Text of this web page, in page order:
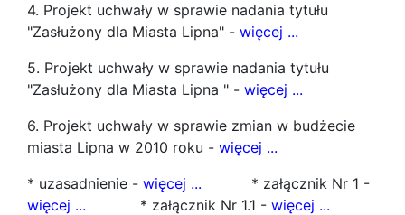
4. Projekt uchwały w sprawie nadania tytułu
"Zasłużony dla Miasta Lipna" - więcej ...
5. Projekt uchwały w sprawie nadania tytułu
"Zasłużony dla Miasta Lipna " - więcej ...
6. Projekt uchwały w sprawie zmian w budżecie
miasta Lipna w 2010 roku - więcej ...
* uzasadnienie - więcej ... * załącznik Nr 1 -
więcej ... * załącznik Nr 1.1 - więcej ...